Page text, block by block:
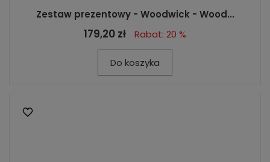
Zestaw prezentowy - Woodwick - Wood...
179,20 zł Rabat: 20 %
Do koszyka